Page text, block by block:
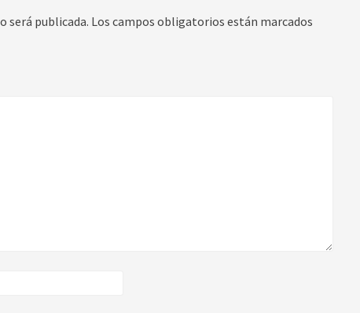
será publicada. Los campos obligatorios están marcados